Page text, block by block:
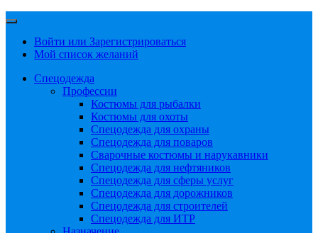
Войти или Зарегистрироваться
Мой список желаний
Спецодежда
Профессии
Костюмы для рыбалки
Костюмы для охоты
Спецодежда для охраны
Спецодежда для поваров
Сварочные костюмы и нарукавники
Спецодежда для нефтяников
Спецодежда для сферы услуг
Спецодежда для дорожников
Спецодежда для строителей
Спецодежда для ИТР